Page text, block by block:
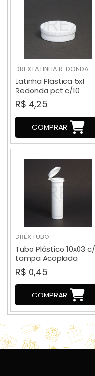
DREX LATINHA REDONDA
Latinha Plástica 5x1
Redonda pct c/10
R$ 4,25
COMPRAR
DREXTUBO
Tubo Plástico 10x03 c/
tampa Acoplada
R$ 0,45
COMPRAR